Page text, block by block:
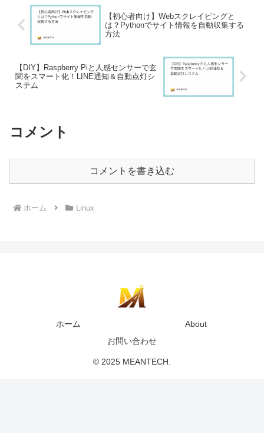
【初心者向け】Webスクレイピングと
は？Pythonでサイト情報を自動収集する
方法
【DIY】Raspberry Piと人感センサーで玄
関をスマート化！LINE通知＆自動点灯シ
ステム
コメント
コメントを書き込む
ホーム Linux
ホーム
About
お問い合わせ
© 2025 MEANTECH.